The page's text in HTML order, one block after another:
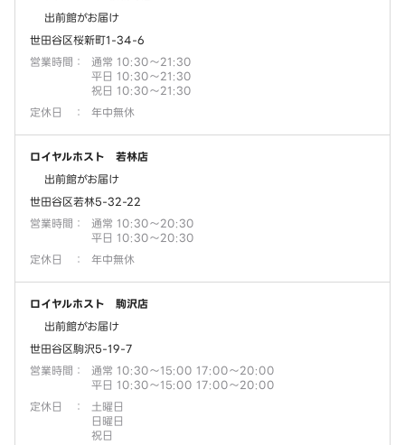
出前館がお届け
世田谷区桜新町1-34-6
営業時間 ：
通常 10:30～21:30
平日 10:30～21:30
祝日 10:30～21:30
定休日
： 年中無休
ロイヤルホスト 若林店
出前館がお届け
世田谷区若林5-32-22
営業時間 ：
通常 10:30～20:30
平日 10:30～20:30
定休日
： 年中無休
ロイヤルホスト 駒沢店
出前館がお届け
世田谷区駒沢5-19-7
営業時間 ：
通常 10:30～15:00 17:00～20:00
平日 10:30～15:00 17:00～20:00
定休日
：
土曜日
日曜日
祝日